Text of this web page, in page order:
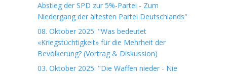
Abstieg der SPD zur 5%-Partei - Zum
Niedergang der ältesten Partei Deutschlands"
08. Oktober 2025: "Was bedeutet
«Kriegstüchtigkeit» für die Mehrheit der
Bevölkerung? (Vortrag & Diskussion)
03. Oktober 2025: "Die Waffen nieder - Nie